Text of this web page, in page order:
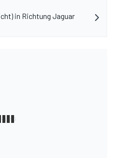
in Richtung Jaguar